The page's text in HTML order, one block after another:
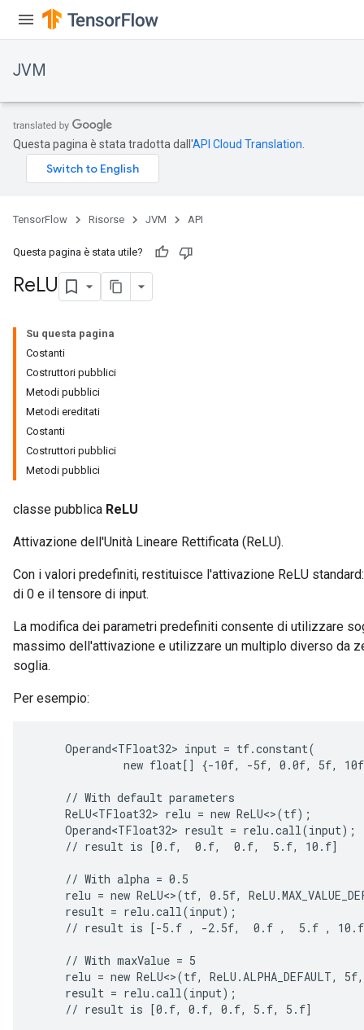
JVM
Questa pagina è stata tradotta dall'API Cloud Translation
TensorFlow Risorse JVM API
Questa pagina è stata utile?
ReLU
Su questa pagina
Costanti
Costruttori pubblici
Metodi pubblici
Metodi ereditati
Costanti
Costruttori pubblici
Metodi pubblici
classe pubblica ReLU
Attivazione dell'Unità Lineare Rettificata (ReLU).
Con i valori predefiniti, restituisce l'attivazione ReLU
di 0 e il tensore di input.
La modifica dei parametri predefiniti consente di utilizzare
massimo dell'attivazione e utilizzare un multiplo diverso da
soglia.
Per esempio:
     Operand<TFloat32> input = tf.constant(
new float[] {-10f, -5f, 0.0f, 5f,
     // With default parameters
     ReLU<TFloat32> relu = new ReLU<>(tf);
     Operand<TFloat32> result = relu.call(input);
     // result is [0.f,  0.f,  0.f,  5.f, 10.f]
     // With alpha = 0.5
relu = new ReLU<>(tf, 0.5f,
     result = relu.call(input);
// result is [-5.f , -2.5f,  0.f ,  5.f ,
     // With maxValue = 5
relu = new ReLU<>(tf, ReLU.ALPHA_DEFAULT,
     result = relu.call(input);
     // result is [0.f, 0.f, 0.f, 5.f, 5.f]